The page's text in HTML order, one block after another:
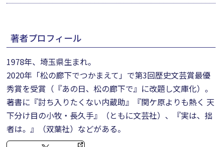
著者プロフィール
1978年、埼玉県生まれ。
2020年「松の廊下でつかまえて」で第3回歴史文芸賞最優
秀賞を受賞（『あの日、松の廊下で』に改題し文庫化）。
著書に『討ち入りたくない内蔵助』『関ケ原よりも熱く 天
下分け目の小牧・長久手』（ともに文芸社）、『実は、拙
者は。』（双葉社）などがある。